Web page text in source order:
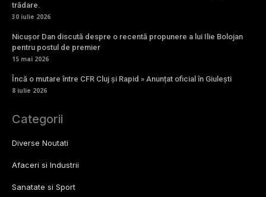
trădare.
30 iulie 2026
Nicușor Dan discută despre o recentă propunere a lui Ilie Bolojan
pentru postul de premier
15 mai 2026
Încă o mutare între CFR Cluj și Rapid » Anunțat oficial în Giulești
8 iulie 2026
Categorii
Diverse Noutati
Afaceri si Industrii
Sanatate si Sport